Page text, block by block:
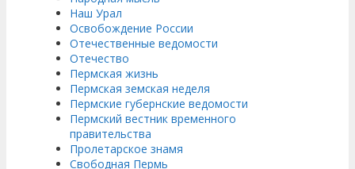
Наш Урал
Освобождение России
Отечественные ведомости
Отечество
Пермская жизнь
Пермская земская неделя
Пермские губернские ведомости
Пермский вестник временного
правительства
Пролетарское знамя
Свободная Пермь